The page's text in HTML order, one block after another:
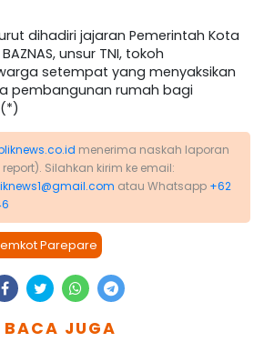
dihadiri jajaran Pemerintah Kota
unsur TNI, tokoh
setempat yang menyaksikan
pembangunan rumah bagi
menerima naskah laporan
Silahkan kirim ke email:
atau Whatsapp +62
Parepare
BACA JUGA